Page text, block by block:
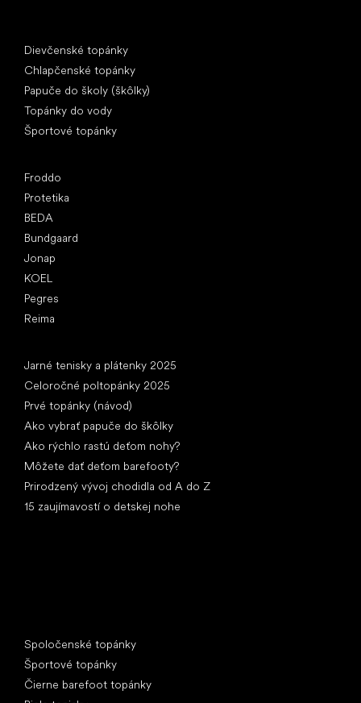
Dievčenské topánky
Chlapčenské topánky
Papuče do školy (škôlky)
Topánky do vody
Športové topánky
Froddo
Protetika
BEDA
Bundgaard
Jonap
KOEL
Pegres
Reima
Jarné tenisky a plátenky 2025
Celoročné poltopánky 2025
Prvé topánky (návod)
Ako vybrať papuče do škôlky
Ako rýchlo rastú deťom nohy?
Môžete dať deťom barefooty?
Prirodzený vývoj chodidla od A do Z
15 zaujímavostí o detskej nohe
Spoločenské topánky
Športové topánky
Čierne barefoot topánky